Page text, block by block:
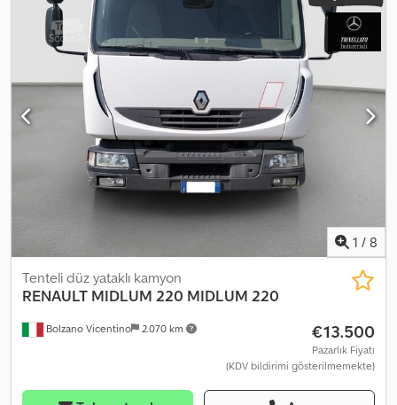
1 / 8
Bolzano Vicentino 2.070 km
Tenteli düz yataklı kamyon
RENAULT MIDLUM 220 MIDLUM 220
€13.500
Pazarlık Fiyatı
(KDV bildirimi gösterilmemekte)